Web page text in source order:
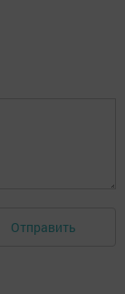
Отправить